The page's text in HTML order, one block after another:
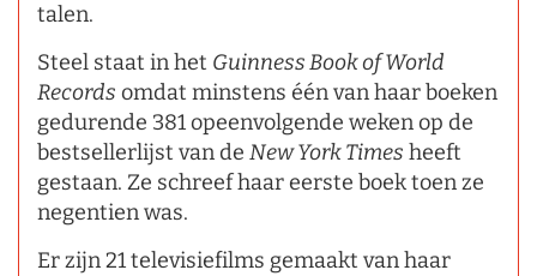
talen.
Steel staat in het Guinness Book of World
Records omdat minstens één van haar boeken
gedurende 381 opeenvolgende weken op de
bestsellerlijst van de New York Times heeft
gestaan. Ze schreef haar eerste boek toen ze
negentien was.
Er zijn 21 televisiefilms gemaakt van haar